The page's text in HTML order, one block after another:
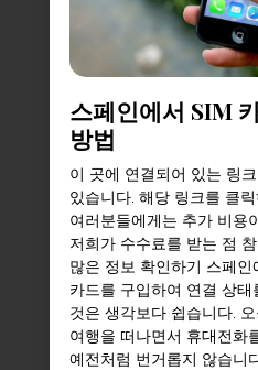
스페인에서 SIM
방법
이 곳에 연결되어 있는 링
있습니다. 해당 링크를 클
여러분들에게는 추가 비용
저희가 수수료를 받는 점
많은 정보 확인하기 스페인
카드를 구입하여 연결 상태
것은 생각보다 쉽습니다.
여행을 떠나면서 휴대전화
예전처럼 번거롭지 않습니